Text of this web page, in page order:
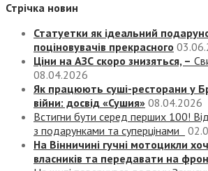
Стрічка новин
Статуетки як ідеальний
поціновувачів прекрасного
Ціни на АЗС скоро знизяться, –
08.04.2026
Як працюють суші-ресторани у
війни: досвід «Сушия» 08.04.2026
Встигни бути серед перших 100!
з подарунками та суперцінами
На Вінничині гучні мотоцикли
власників та передавати на